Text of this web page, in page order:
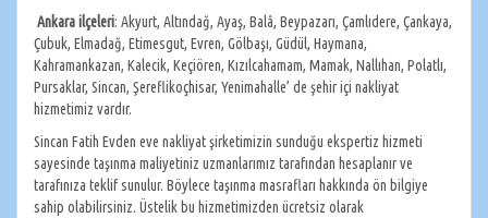
Ankarailçeleri: Akyurt, Altındağ, Ayaş, Balâ, Beypazarı, Çamlıdere, Çankaya,
Çubuk, Elmadağ, Etimesgut, Evren, Gölbaşı, Güdül, Haymana,
Kahramankazan, Kalecik, Keçiören, Kızılcahamam, Mamak, Nallıhan, Polatlı,
Pursaklar, Sincan, Şereflikoçhisar, Yenimahalle’ de şehir içi nakliyat
hizmetimiz vardır.
Sincan Fatih Evden eve nakliyat şirketimizin sunduğu ekspertiz hizmeti
sayesinde taşınma maliyetiniz uzmanlarımız tarafından hesaplanır ve
tarafınıza teklif sunulur. Böylece taşınma masrafları hakkında ön bilgiye
sahip olabilirsiniz. Üstelik bu hizmetimizden ücretsiz olarak